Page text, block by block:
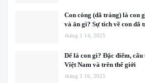
Con còng (dã tràng) là con
và ăn gì? Sự tích về con dã
tháng 1 14, 2025
Dế là con gì? Đặc điểm,
Việt Nam và trên thế giới
tháng 1 16, 2025